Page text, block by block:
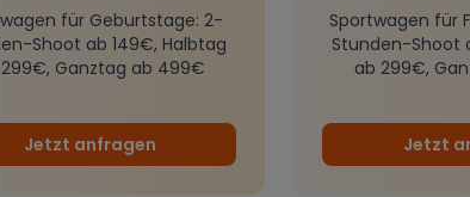
für Geburtstage: 2-
Shoot ab 149€, Halbtag
Ganztag ab 499€
Jetzt anfragen
Sportwagen für
Stunden-Shoot
ab 299€,
Jetzt